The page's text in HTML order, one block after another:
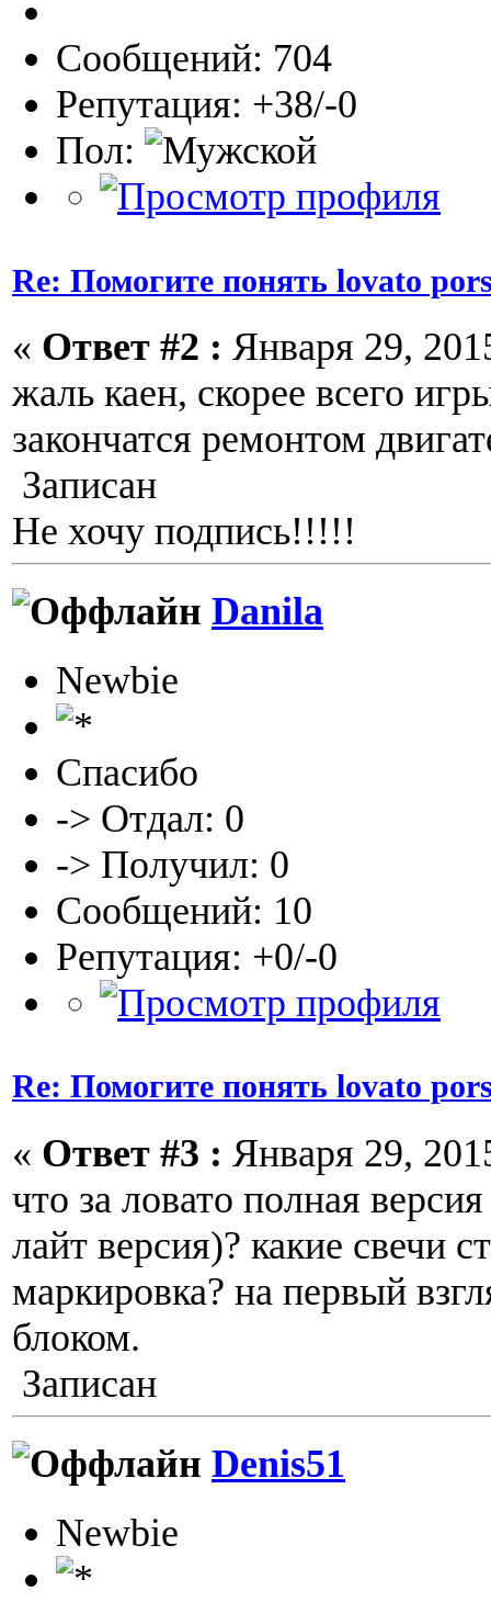
Сообщений: 704
Репутация: +38/-0
Пол:
Re: Помогите понять lovato
« Ответ #2 : Января 29,
жаль каен, скорее всего
закончатся ремонтом
Записан
Не хочу подпись!!!!!
Danila
Newbie
Спасибо
-> Отдал: 0
-> Получил: 0
Сообщений: 10
Репутация: +0/-0
Re: Помогите понять lovato
« Ответ #3 : Января 29,
что за ловато полная
лайт версия)? какие свечи
маркировка? на первый
блоком.
Записан
Denis51
Newbie